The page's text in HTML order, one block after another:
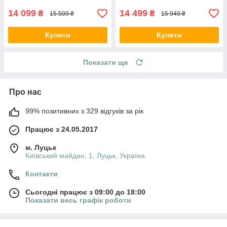
14 099 ₴ 15 509 ₴
Купити
14 499 ₴ 15 949 ₴
Купити
Показати ще
Про нас
99% позитивних з 329 відгуків за рік
Працює з 24.05.2017
м. Луцьк
Київський майдан, 1, Луцьк, Україна
Контакти
Сьогодні працює з 09:00 до 18:00
Показати весь графік роботи